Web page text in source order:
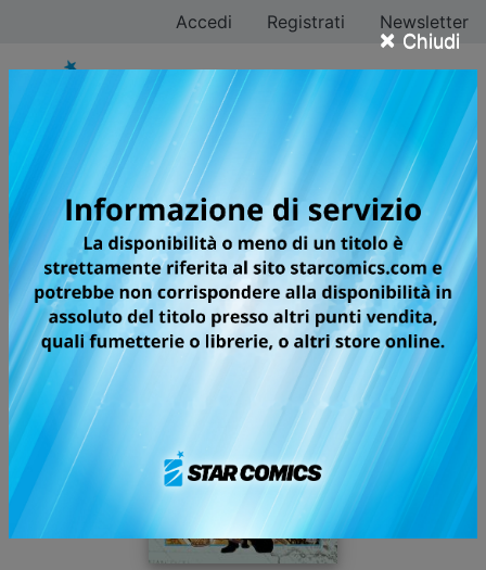
× Chiudi
Accedi Registrati Newsletter
Tutti i fumetti per la
testata GREATEST